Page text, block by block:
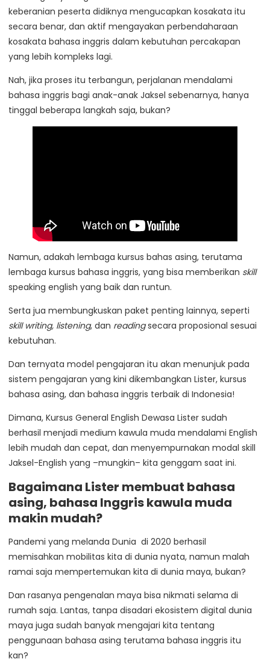
keberanian peserta didiknya mengucapkan kosakata itu
secara benar, dan aktif mengayakan perbendaharaan
kosakata bahasa inggris dalam kebutuhan percakapan
yang lebih kompleks lagi.
Nah, jika proses itu terbangun, perjalanan mendalami
bahasa inggris bagi anak-anak Jaksel sebenarnya, hanya
tinggal beberapa langkah saja, bukan?
Namun, adakah lembaga kursus bahas asing, terutama
lembaga kursus bahasa inggris, yang bisa memberikan skill
speaking english yang baik dan runtun.
Serta jua membungkuskan paket penting lainnya, seperti
skill writing, listening, dan readingsecara proposional sesuai
kebutuhan.
Dan ternyata model pengajaran itu akan menunjuk pada
sistem pengajaran yang kini dikembangkan Lister, kursus
bahasa asing, dan bahasa inggris terbaik di Indonesia!
Dimana, Kursus General English Dewasa Lister sudah
berhasil menjadi medium kawula muda mendalami English
lebih mudah dan cepat, dan menyempurnakan modal skill
Jaksel-English yang –mungkin– kita genggam saat ini.
Bagaimana Lister membuat bahasa
asing, bahasa Inggris kawula muda
makin mudah?
Pandemi yang melanda Dunia di 2020 berhasil
memisahkan mobilitas kita di dunia nyata, namun malah
ramai saja mempertemukan kita di dunia maya, bukan?
Dan rasanya pengenalan maya bisa nikmati selama di
rumah saja. Lantas, tanpa disadari ekosistem digital dunia
maya juga sudah banyak mengajari kita tentang
penggunaan bahasa asing terutama bahasa inggris itu
kan?